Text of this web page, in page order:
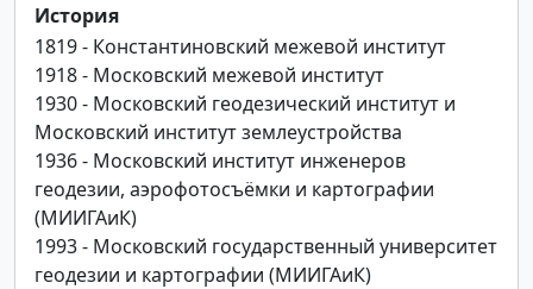
История
1819 - Константиновский межевой институт
1918 - Московский межевой институт
1930 - Московский геодезический институт и
Московский институт землеустройства
1936 - Московский институт инженеров
геодезии, аэрофотосъёмки и картографии
(МИИГАиК)
1993 - Московский государственный университет
геодезии и картографии (МИИГАиК)